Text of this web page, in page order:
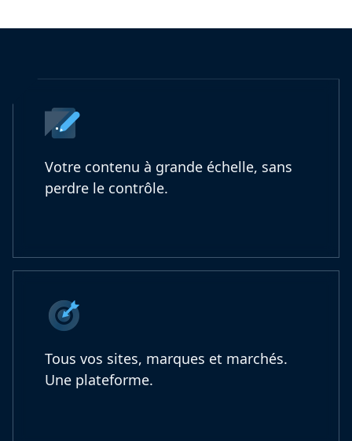
Votre contenu à grande échelle, sans
perdre le contrôle.
Tous vos sites, marques et marchés.
Une plateforme.